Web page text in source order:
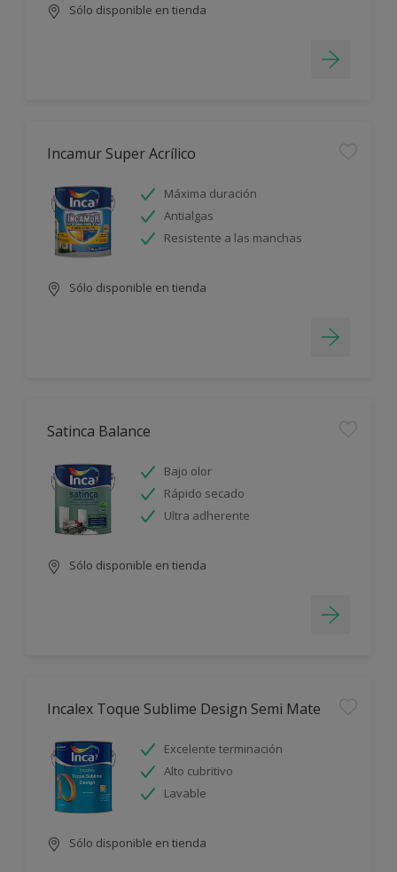
Sólo disponible en tienda
Incamur Super Acrílico
Máxima duración
Antialgas
Resistente a las manchas
Sólo disponible en tienda
Satinca Balance
Bajo olor
Rápido secado
Ultra adherente
Sólo disponible en tienda
Incalex Toque Sublime Design Semi Mate
Excelente terminación
Alto cubritivo
Lavable
Sólo disponible en tienda